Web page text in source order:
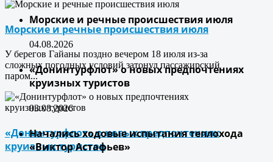
Морские и речные происшествия июля
У берегов Гайаны поздно вечером 18 июля из-за
сложных погодных условий затонул пассажирский
паром...
«Донинтурфлот» о новых предпочтениях
круизных туристов
Морские и речные происшествия июля
04.08.2026
«Донинтурфлот» о новых предпочтениях
круизных туристов
03.08.2026
Начались ходовые испытания теплохода
«Виктор Астафьев»